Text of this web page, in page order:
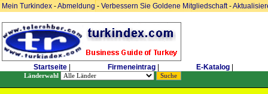
Mein Turkindex -Abmeldung- Verbessern Sie Goldene Mitgliedschaft-
Startseite Firmeneintrag E-Katalog
Länderwahl